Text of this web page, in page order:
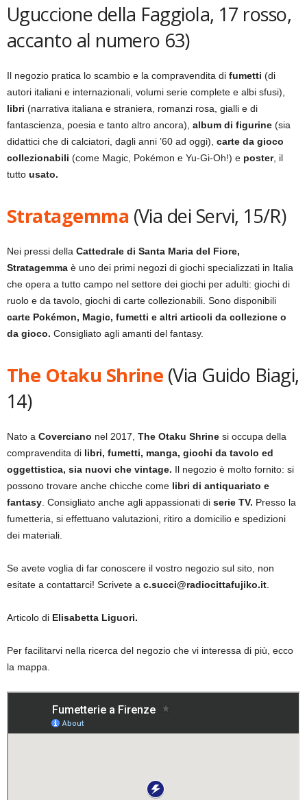
Uguccione della Faggiola, 17 rosso,
accanto al numero 63)
Il negozio pratica lo scambio e la compravendita di fumetti (di
autori italiani e internazionali, volumi serie complete e albi sfusi),
libri (narrativa italiana e straniera, romanzi rosa, gialli e di
fantascienza, poesia e tanto altro ancora), album di figurine (sia
didattici che di calciatori, dagli anni ’60 ad oggi), carte da gioco
collezionabili (come Magic, Pokémon e Yu-Gi-Oh!) e poster, il
tutto usato.
Stratagemma (Via dei Servi, 15/R)
Nei pressi della Cattedrale di Santa Maria del Fiore,
Stratagemma è uno dei primi negozi di giochi specializzati in Italia
che opera a tutto campo nel settore dei giochi per adulti: giochi di
ruolo e da tavolo, giochi di carte collezionabili. Sono disponibili
carte Pokémon, Magic, fumetti e altri articoli da collezione o
da gioco. Consigliato agli amanti del fantasy.
The Otaku Shrine (Via Guido Biagi,
14)
Nato a Coverciano nel 2017, The Otaku Shrine si occupa della
compravendita di libri, fumetti, manga, giochi da tavolo ed
oggettistica, sia nuovi che vintage. Il negozio è molto fornito: si
possono trovare anche chicche come libri di antiquariato e
fantasy. Consigliato anche agli appassionati di serie TV. Presso la
fumetteria, si effettuano valutazioni, ritiro a domicilio e spedizioni
dei materiali.
Se avete voglia di far conoscere il vostro negozio sul sito, non
esitate a contattarci! Scrivete a c.succi@radiocittafujiko.it.
Articolo di Elisabetta Liguori.
Per facilitarvi nella ricerca del negozio che vi interessa di più, ecco
la mappa.